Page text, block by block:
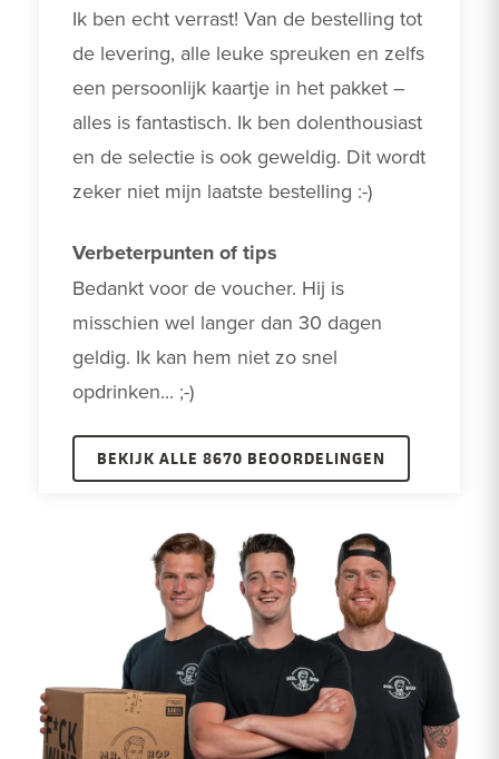
Ik ben echt verrast! Van de bestelling tot
de levering, alle leuke spreuken en zelfs
een persoonlijk kaartje in het pakket –
alles is fantastisch. Ik ben dolenthousiast
en de selectie is ook geweldig. Dit wordt
zeker niet mijn laatste bestelling :-)
Verbeterpunten of tips
Bedankt voor de voucher. Hij is
misschien wel langer dan 30 dagen
geldig. Ik kan hem niet zo snel
opdrinken... ;-)
BEKIJK ALLE 8670 BEOORDELINGEN